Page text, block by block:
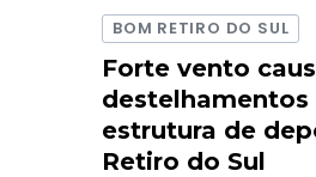
BOM RETIRO DO SUL
Forte vento
destelhamentos
estrutura de
Retiro do Sul